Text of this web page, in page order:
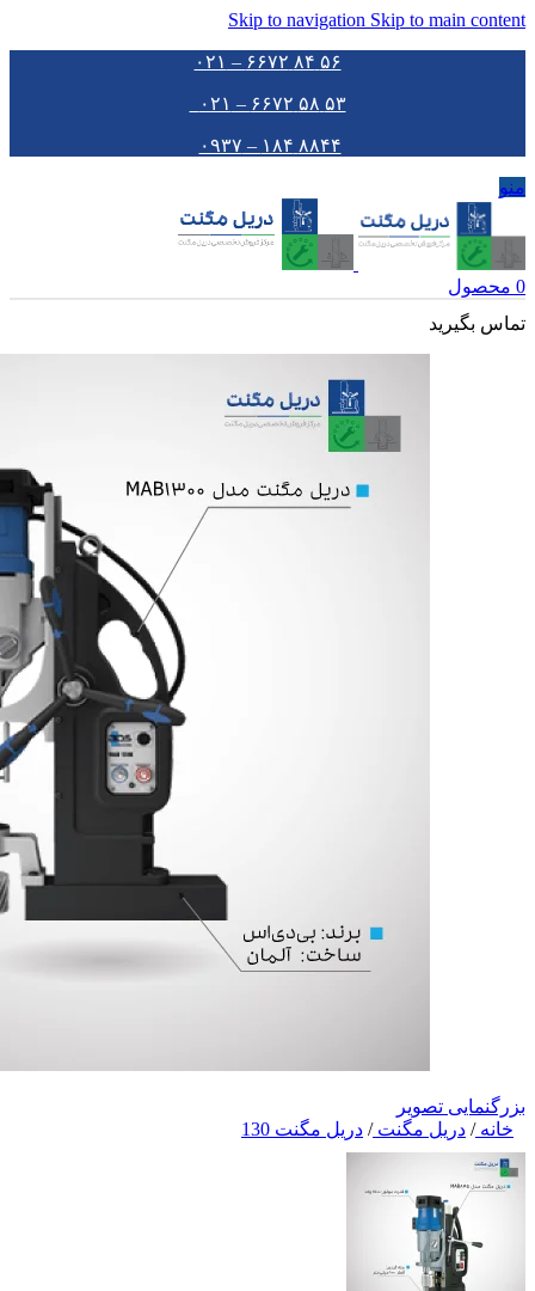
Skip to navigation Skip to main content
۵۶ ۸۴ ۶۶۷۲ – ۰۲۱
۵۳ ۵۸ ۶۶۷۲ – ۰۲۱
۸۸۴۴ ۱۸۴ – ۰۹۳۷
منو
0 محصول
تماس بگیرید
بزرگنمایی تصویر
خانه/ دریل مگنت/ دریل مگنت 130